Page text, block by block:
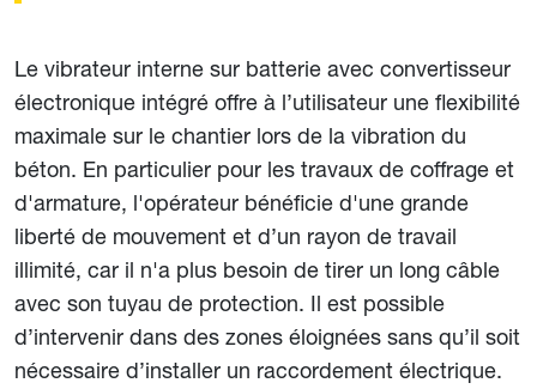
Le vibrateur interne sur batterie avec convertisseur
électronique intégré offre à l’utilisateur une flexibilité
maximale sur le chantier lors de la vibration du
béton. En particulier pour les travaux de coffrage et
d'armature, l'opérateur bénéficie d'une grande
liberté de mouvement et d’un rayon de travail
illimité, car il n'a plus besoin de tirer un long câble
avec son tuyau de protection. Il est possible
d’intervenir dans des zones éloignées sans qu’il soit
nécessaire d’installer un raccordement électrique.